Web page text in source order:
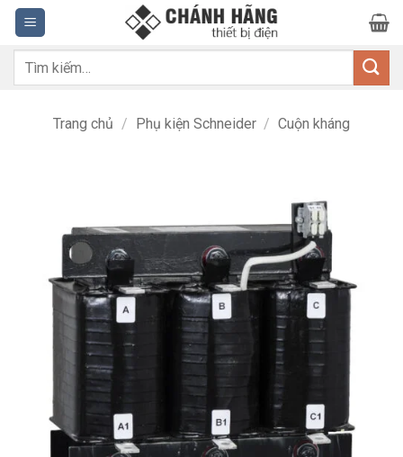
Bỏ
qua
nội
dung
Tìm
Trang chủ / Phụ kiện Schneider / Cuộn kháng